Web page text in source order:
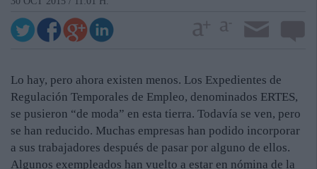
Lo hay, pero ahora existen menos. Los Expedientes de
Regulación Temporales de Empleo, denominados ERTES,
se pusieron “de moda” en esta tierra. Todavía se ven, pero
se han reducido. Muchas empresas han podido incorporar
a sus trabajadores después de pasar por alguno de ellos.
Algunos exempleados han vuelto a estar en nómina de la